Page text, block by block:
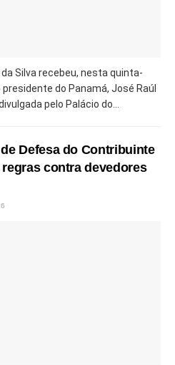
Silva recebeu, nesta quinta-
do Panamá, José Raúl
pelo Palácio do...
Defesa do Contribuinte
contra devedores